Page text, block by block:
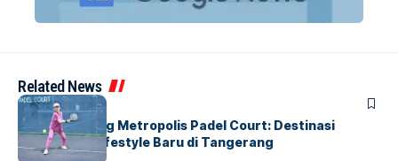
Related News
BERITAHOME
Grand Opening Metropolis Padel Court: Destinasi
Olahraga & Lifestyle Baru di Tangerang